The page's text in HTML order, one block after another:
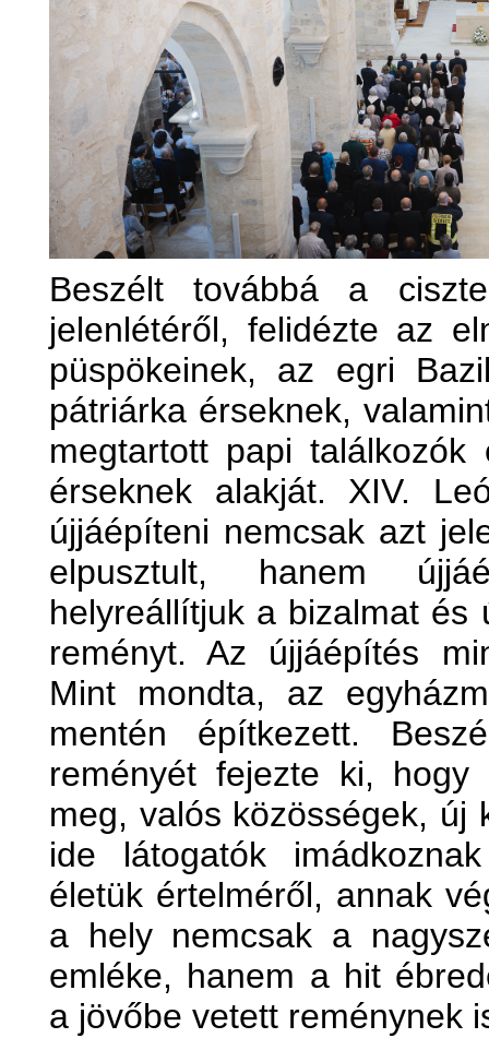
Beszélt továbbá a
jelenlétéről, felidézte az
püspökeinek, az egri
pátriárka érseknek,
megtartott papi találkozók
érseknek alakját. XIV.
újjáépíteni nemcsak azt
elpusztult, hanem
helyreállítjuk a bizalmat és
reményt. Az újjáépítés
Mint mondta, az
mentén építkezett.
reményét fejezte ki,
meg, valós közösségek, új
ide látogatók
életük értelméről, annak
a hely nemcsak a
emléke, hanem a hit
a jövőbe vetett reménynek